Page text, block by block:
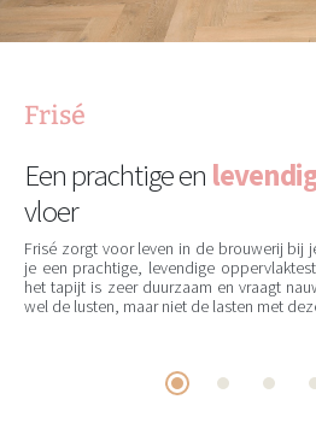
Frisé
Een prachtige en
vloer
Frisé zorgt voor leven in de brouwerij bij
je een prachtige, levendige
het tapijt is zeer duurzaam en vraagt
wel de lusten, maar niet de lasten met